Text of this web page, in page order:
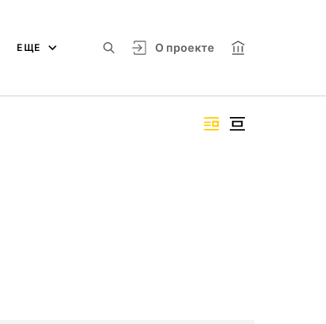
О проекте
ЕЩЕ